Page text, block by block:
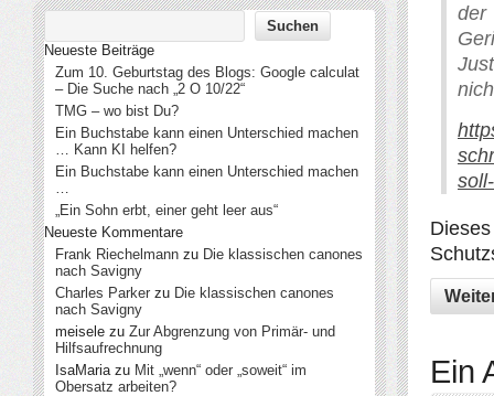
der
Ein
Neueste Beiträge
Zum 10. Geburtstag des Blogs: Google calculat
– Die Suche nach „2 O 10/22“
TMG – wo bist Du?
Ein Buchstabe kann einen Unterschied machen
… Kann KI helfen?
Ein Buchstabe kann einen Unterschied machen
…
„Ein Sohn erbt, einer geht leer aus“
Neueste Kommentare
Frank Riechelmann zu Die klassischen canones
nach Savigny
Charles Parker zu Die klassischen canones
nach Savigny
meisele zu Zur Abgrenzung von Primär- und
Hilfsaufrechnung
IsaMariazu Mit „wenn“ oder „soweit“ im
Obersatz arbeiten?